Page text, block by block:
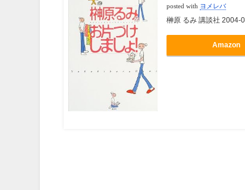
posted with ヨメレバ
榊原 るみ 講談社 2004-
Amazon